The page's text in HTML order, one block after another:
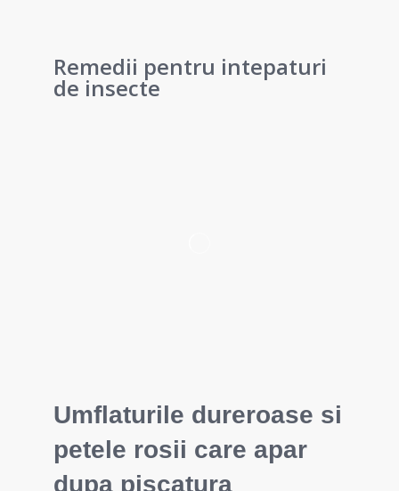
Remedii pentru intepaturi
de insecte
Umflaturile dureroase si
petele rosii care apar
dupa piscatura